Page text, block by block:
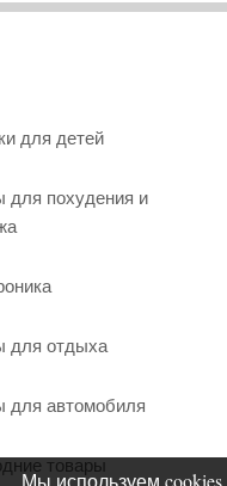
для детей
для похудения и
для отдыха
для автомобиля
товары
Мы используем